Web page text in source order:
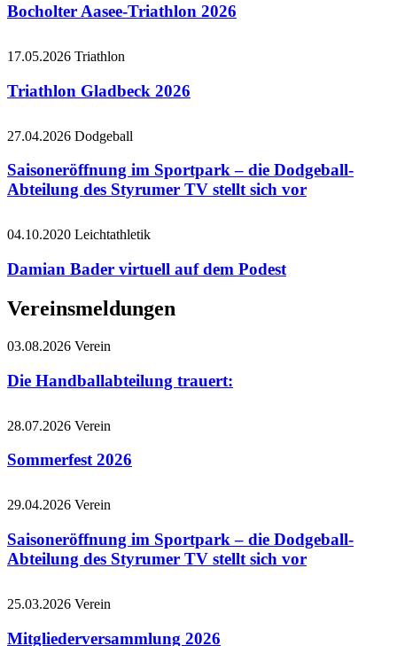
Bocholter Aasee-Triathlon 2026
17.05.2026 Triathlon
Triathlon Gladbeck 2026
27.04.2026 Dodgeball
Saisoneröffnung im Sportpark – die Dodgeball-
Abteilung des Styrumer TV stellt sich vor
04.10.2020 Leichtathletik
Damian Bader virtuell auf dem Podest
Vereinsmeldungen
03.08.2026 Verein
Die Handballabteilung trauert:
28.07.2026 Verein
Sommerfest 2026
29.04.2026 Verein
Saisoneröffnung im Sportpark – die Dodgeball-
Abteilung des Styrumer TV stellt sich vor
25.03.2026 Verein
Mitgliederversammlung 2026